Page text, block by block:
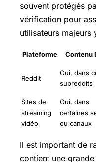
souvent protégés
vérification pour
utilisateurs majeurs
Plateforme Contenu
Reddit
Oui, dans
subreddits
Sites de
streaming
vidéo
Oui, dans
certaines
ou canaux
Il est important de
contient une